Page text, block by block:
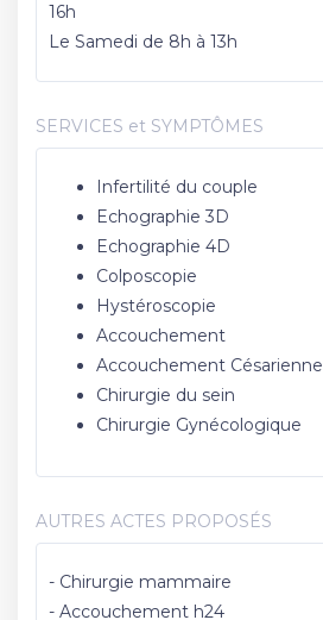
16h
Le Samedi de 8h à 13h
SERVICES et SYMPTÔMES
Infertilité du couple
Echographie 3D
Echographie 4D
Colposcopie
Hystéroscopie
Accouchement
Accouchement Césarienne
Chirurgie du sein
Chirurgie Gynécologique
AUTRES ACTES PROPOSÉS
- Chirurgie mammaire
- Accouchement h24